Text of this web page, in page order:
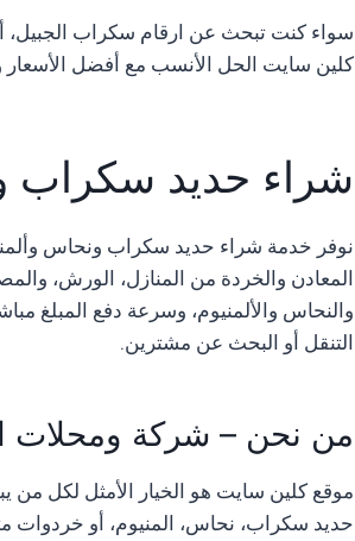
سواء كنت تبحث عن ارقام سكراب
كلين سايت الحل الأنسب مع أفضل
شراء حديد سكراب
نوفر خدمة شراء حديد سكراب ونحاس
المعادن والخردة من المنازل، الورش،
والنحاس والألمنيوم، وسرعة دفع المبلغ
التنقل أو البحث عن مشترين.
من نحن – شركة ومحلات
موقع كلين سايت هو الخيار الأمثل لكل
حديد سكراب، نحاس، المنيوم، أو خردوات